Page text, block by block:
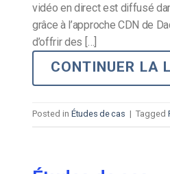
vidéo en direct est diffusé
grâce à l’approche CDN de
d’offrir des […]
CONTINUER LA
Posted in Études de cas | Tagged